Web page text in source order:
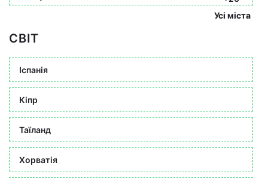
Усі міста
СВІТ
Іспанія
Кіпр
Таїланд
Хорватія